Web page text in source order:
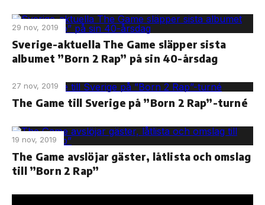
29 nov, 2019
Sverige-aktuella The Game släpper sista
albumet ”Born 2 Rap” på sin 40-årsdag
27 nov, 2019
The Game till Sverige på ”Born 2 Rap”-turné
19 nov, 2019
The Game avslöjar gäster, låtlista och omslag
till ”Born 2 Rap”